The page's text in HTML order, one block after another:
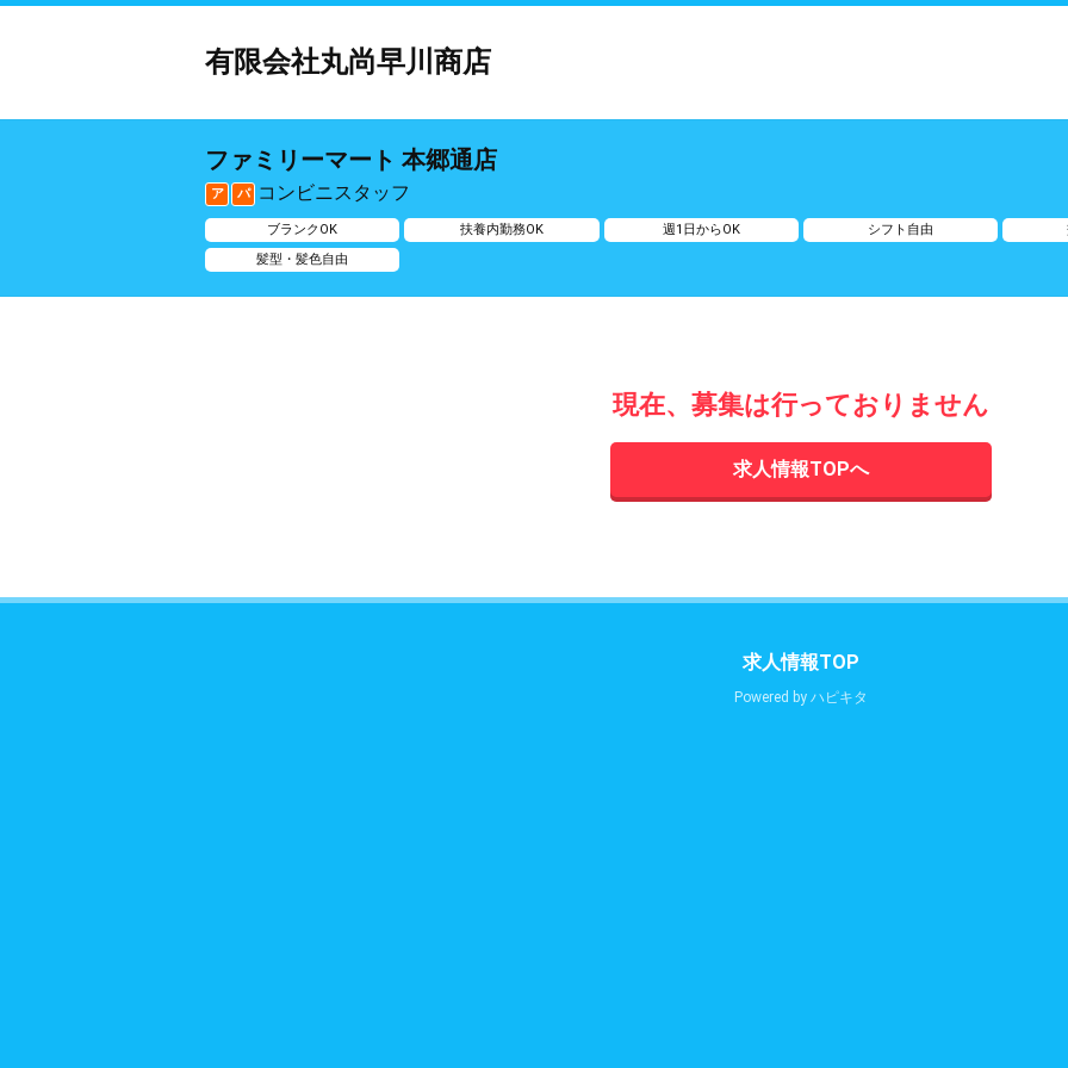
有限会社丸尚早川商店
ファミリーマート 本郷通店
ア パ コンビニスタッフ
ブランクOK 扶養内勤務OK 週1日からOK シフト自由
髪型・髪色自由
現在、募集は行っておりません
求人情報TOPへ
求人情報TOP
Powered by ハピキタ